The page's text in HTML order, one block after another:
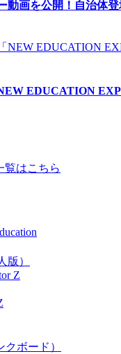
動画を公開！自治体
EDUCATION
覧はこちら
版）
Z
クボード）